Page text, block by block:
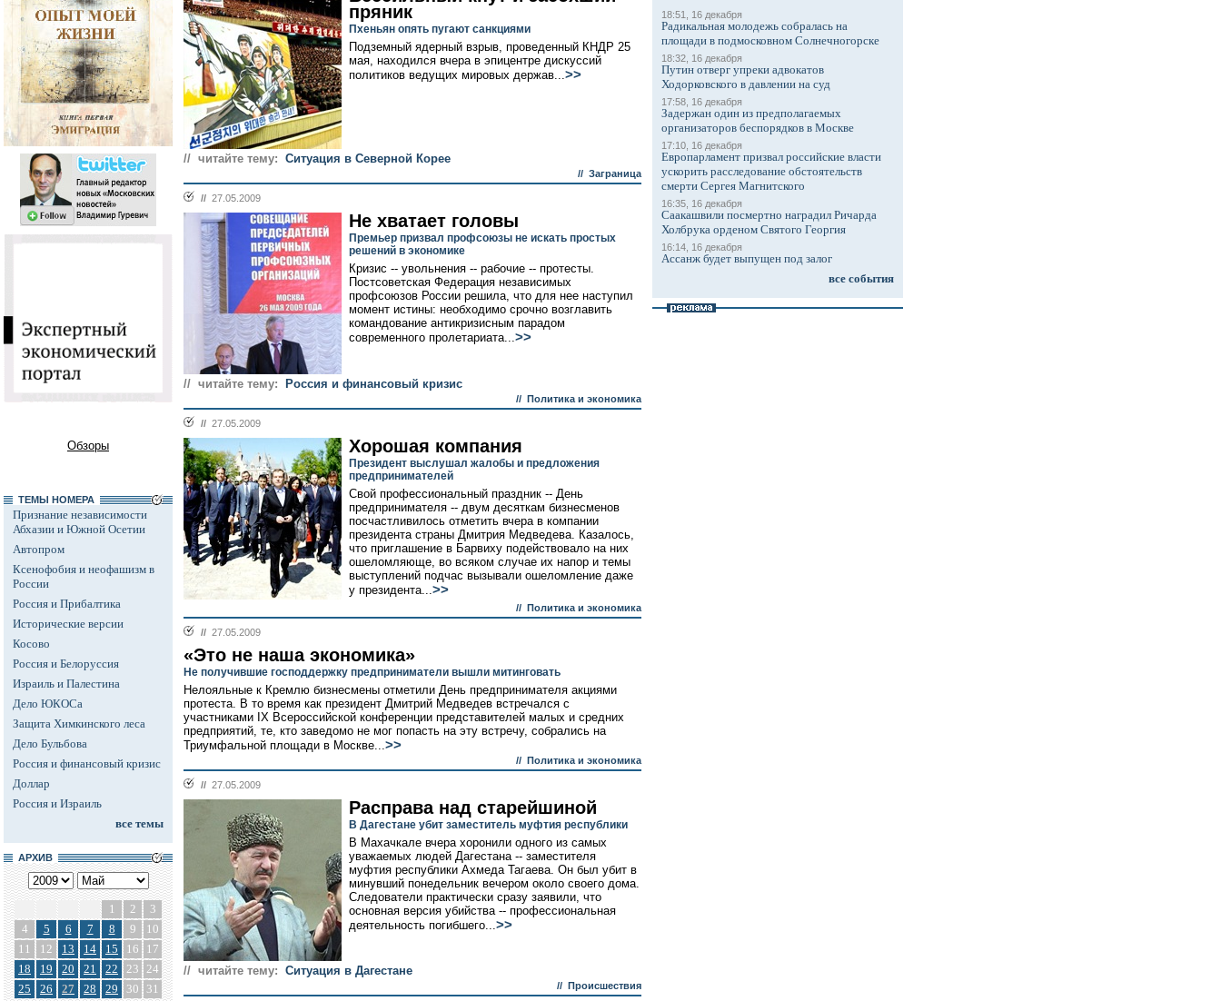
Обзоры
ТЕМЫ НОМЕРА
Признание независимости
Абхазии и Южной Осетии
Автопром
Ксенофобия и неофашизм в
России
Россия и Прибалтика
Исторические версии
Косово
Россия и Белоруссия
Израиль и Палестина
Дело ЮКОСа
Защита Химкинского леса
Дело Бульбова
Россия и финансовый кризис
Доллар
Россия и Израиль
все темы
АРХИВ
1 2
3
4
5 6 7 8 9
10
11
12 13 14 15 16
17
18
19 20 21 22 23 24
25
26 27 28 29 30 31
пряник
Пхеньян опять пугают санкциями
Подземный ядерный взрыв, проведенный КНДР 25
мая, находился вчера в эпицентре дискуссий
политиков ведущих мировых держав...>>
// читайте тему: Ситуация в Северной Корее
// Заграница
// 27.05.2009
Не хватает головы
Премьер призвал профсоюзы не искать простых
решений в экономике
Кризис -- увольнения -- рабочие -- протесты.
Постсоветская Федерация независимых
профсоюзов России решила, что для нее наступил
момент истины: необходимо срочно возглавить
командование антикризисным парадом
современного пролетариата...>>
// читайте тему: Россия и финансовый кризис
// Политика и экономика
// 27.05.2009
Хорошая компания
Президент выслушал жалобы и предложения
предпринимателей
Свой профессиональный праздник -- День
предпринимателя -- двум десяткам бизнесменов
посчастливилось отметить вчера в компании
президента страны Дмитрия Медведева. Казалось,
что приглашение в Барвиху подействовало на них
ошеломляюще, во всяком случае их напор и темы
выступлений подчас вызывали ошеломление даже
у президента...>>
// Политика и экономика
// 27.05.2009
«Это не наша экономика»
Не получившие господдержку предприниматели вышли митинговать
Нелояльные к Кремлю бизнесмены отметили День предпринимателя акциями
протеста. В то время как президент Дмитрий Медведев встречался с
участниками IX Всероссийской конференции представителей малых и средних
предприятий, те, кто заведомо не мог попасть на эту встречу, собрались на
Триумфальной площади в Москве...>>
// Политика и экономика
// 27.05.2009
Расправа над старейшиной
В Дагестане убит заместитель муфтия республики
В Махачкале вчера хоронили одного из самых
уважаемых людей Дагестана -- заместителя
муфтия республики Ахмеда Тагаева. Он был убит в
минувший понедельник вечером около своего дома.
Следователи практически сразу заявили, что
основная версия убийства -- профессиональная
деятельность погибшего...>>
// читайте тему: Ситуация в Дагестане
// Происшествия
18:51, 16 декабря
Радикальная молодежь собралась на
площади в подмосковном Солнечногорске
18:32, 16 декабря
Путин отверг упреки адвокатов
Ходорковского в давлении на суд
17:58, 16 декабря
Задержан один из предполагаемых
организаторов беспорядков в Москве
17:10, 16 декабря
Европарламент призвал российские власти
ускорить расследование обстоятельств
смерти Сергея Магнитского
16:35, 16 декабря
Саакашвили посмертно наградил Ричарда
Холбрука орденом Святого Георгия
16:14, 16 декабря
Ассанж будет выпущен под залог
все события